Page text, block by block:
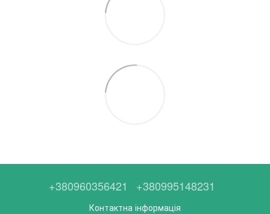
+380960356421 +380995148231
Контактна інформація